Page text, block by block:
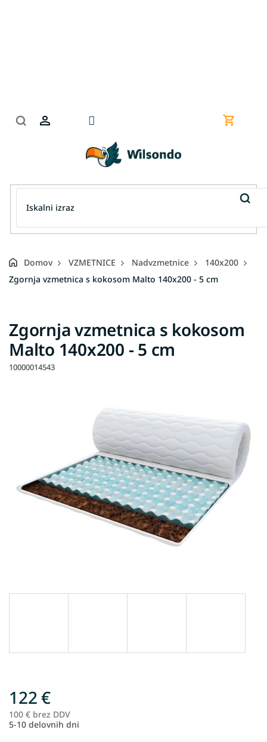
Domov VZMETNICE Nadvzmetnice
140x200
Zgornja vzmetnica s kokosom Malto 140x200 - 5 cm
Zgornja vzmetnica s kokosom
Malto 140x200 - 5 cm
10000014543
122 €
100 € brez DDV
5-10 delovnih dni